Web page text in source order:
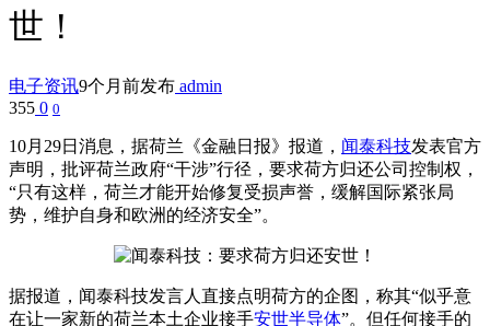
世！
电子资讯9个月前发布 admin
355 0 0
10月29日消息，据荷兰《金融日报》报道， 闻泰科技发表官方
声明，批评荷兰政府“干涉”行径，要求荷方归还公司控制权，
“只有这样，荷兰才能开始修复受损声誉，缓解国际紧张局
势，维护自身和欧洲的经济安全”。
据报道，闻泰科技发言人直接点明荷方的企图，称其“似乎意
在让一家新的荷兰本土企业接手安世半导体”。但任何接手的